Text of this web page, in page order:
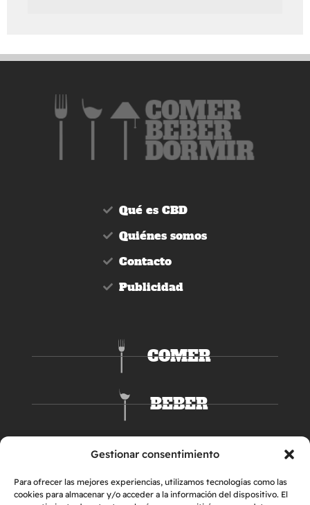
Gestionar consentimiento
Para ofrecer las mejores experiencias, utilizamos tecnologías como las
cookies para almacenar y/o acceder a la información del dispositivo. El
Qué es CBD
Quiénes somos
Contacto
Publicidad
COMER
BEBER
DORMIR